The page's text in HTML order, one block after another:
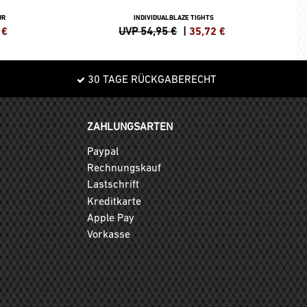
€
INDIVIDUALBLAZE TIGHTS
UVP 54,95 € | 35,72 €
30 TAGE RÜCKGABERECHT
ZAHLUNGSARTEN
Paypal
Rechnungskauf
Lastschrift
Kreditkarte
Apple Pay
Vorkasse